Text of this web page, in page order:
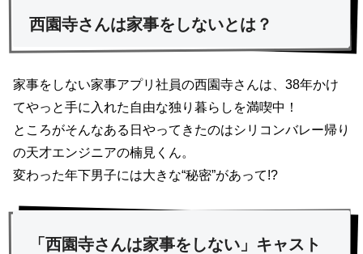
西園寺さんは家事をしないとは？
家事をしない家事アプリ社員の西園寺さんは、38年かけ
てやっと手に入れた自由な独り暮らしを満喫中！
ところがそんなある日やってきたのはシリコンバレー帰り
の天才エンジニアの楠見くん。
変わった年下男子には大きな“秘密”があって!?
「西園寺さんは家事をしない」キャスト